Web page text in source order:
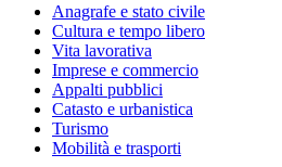
Anagrafe e stato civile
Cultura e tempo libero
Vita lavorativa
Imprese e commercio
Appalti pubblici
Catasto e urbanistica
Turismo
Mobilità e trasporti